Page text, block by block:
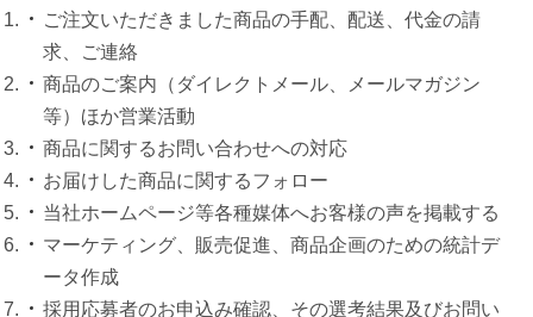
ご注文いただきました商品の手配、配送、代金の請
求、ご連絡
商品のご案内（ダイレクトメール、メールマガジン
等）ほか営業活動
商品に関するお問い合わせへの対応
お届けした商品に関するフォロー
当社ホームページ等各種媒体へお客様の声を掲載する
マーケティング、販売促進、商品企画のための統計デ
ータ作成
採用応募者のお申込み確認、その選考結果及びお問い